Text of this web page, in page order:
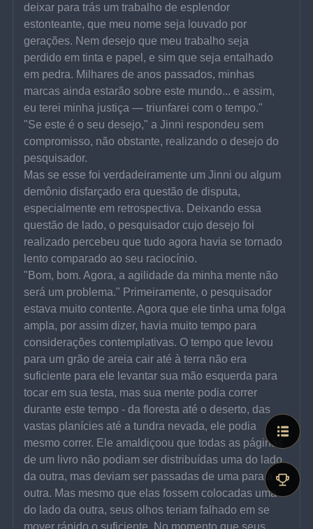
deixar para trás um trabalho de esplendor
estonteante, que meu nome seja louvado por
gerações. Nem desejo que meu trabalho seja
perdido em tinta e papel, e sim que seja entalhado
em pedra. Milhares de anos passados, minhas
marcas ainda estarão sobre este mundo... e assim,
eu terei minha justiça — triunfarei com o tempo."
"Se este é o seu desejo," a Jinni respondeu sem
compromisso, não obstante, realizando o desejo do
pesquisador.
Mas se esse foi verdadeiramente um Jinni ou algum
demônio disfarçado era questão de disputa,
especialmente em retrospectiva. Deixando essa
questão de lado, o pesquisador cujo desejo foi
realizado percebeu que tudo agora havia se tornado
lento comparado ao seu raciocínio.
"Bom, bom. Agora, a agilidade da minha mente não
será um problema." Primeiramente, o pesquisador
estava muito contente. Agora que ele tinha uma folga
ampla, por assim dizer, havia muito tempo para
considerações contemplativas. O tempo que levou
para um grão de areia cair até à terra não era
suficiente para ele levantar sua mão esquerda para
tocar em sua testa, mas sua mente podia correr
durante este tempo - da floresta até o deserto, das
vastas planícies até a tundra nevada, ele podia
mesmo correr. Ele amaldiçoou que todas as páginas
de um livro não podiam ser distribuídas uma do lado
da outra, mas deviam ser passadas de uma para a
outra. Mas mesmo que elas fossem colocadas uma
do lado da outra, seus olhos teriam falhado em se
mover rápido o suficiente. No momento que seus